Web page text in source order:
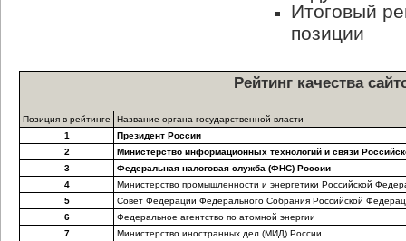
Итоговый
позиции
Рейтинг качества
Позиция в рейтинге
Название органа государственной власти
1
Президент России
2
Министерство информационных технологий и связи
3
Федеральная налоговая служба (ФНС) России
4
Министерство промышленности и энергетики Российской
5
Совет Федерации Федерального Собрания Российской
6
Федеральное агентство по атомной энергии
7
Министерство иностранных дел (МИД) России